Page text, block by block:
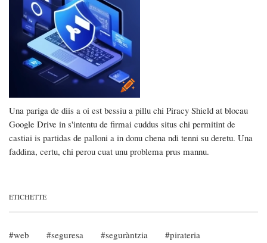
Una pariga de diis a oi est bessiu a pillu chi Piracy Shield at blocau
Google Drive in s'intentu de firmai cuddus situs chi permitint de
castiai is partidas de palloni a in donu chena ndi tenni su deretu. Una
faddina, certu, chi perou cuat unu problema prus mannu.
ETICHETTE
web seguresa seguràntzia pirateria